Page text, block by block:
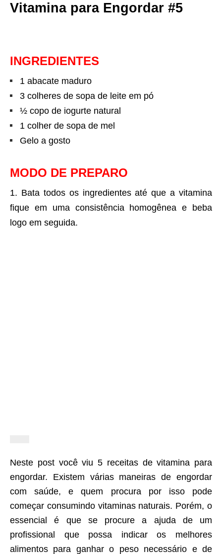
Vitamina para Engordar #5
INGREDIENTES
1 abacate maduro
3 colheres de sopa de leite em pó
½ copo de iogurte natural
1 colher de sopa de mel
Gelo a gosto
MODO DE PREPARO
Bata todos os ingredientes até que a vitamina
fique em uma consistência homogênea e beba
logo em seguida.
Neste post você viu 5 receitas de vitamina para
engordar. Existem várias maneiras de engordar
com saúde, e quem procura por isso pode
começar consumindo vitaminas naturais. Porém, o
essencial é que se procure a ajuda de um
profissional que possa indicar os melhores
alimentos para ganhar o peso necessário e de